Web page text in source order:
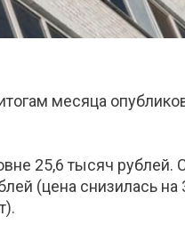
месяца
25,6 тысяч
(цена снизилась